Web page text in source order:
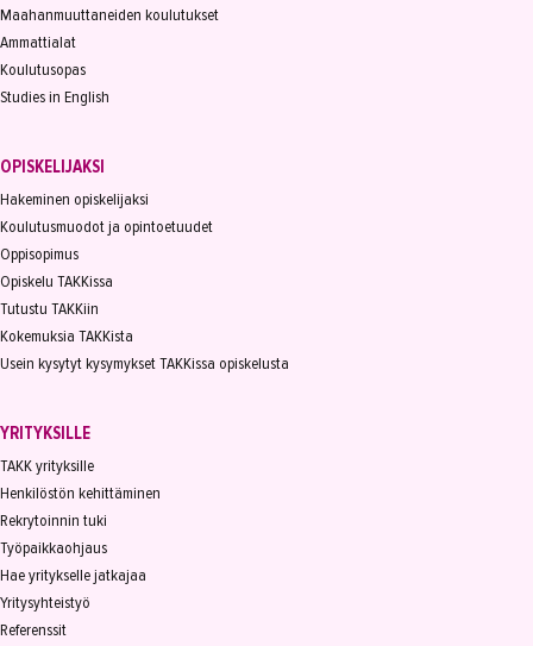
Maahanmuuttaneiden koulutukset
Ammattialat
Koulutusopas
Studies in English
OPISKELIJAKSI
Hakeminen opiskelijaksi
Koulutusmuodot ja opintoetuudet
Oppisopimus
Opiskelu TAKKissa
Tutustu TAKKiin
Kokemuksia TAKKista
Usein kysytyt kysymykset TAKKissa opiskelusta
YRITYKSILLE
TAKK yrityksille
Henkilöstön kehittäminen
Rekrytoinnin tuki
Työpaikkaohjaus
Hae yritykselle jatkajaa
Yritysyhteistyö
Referenssit